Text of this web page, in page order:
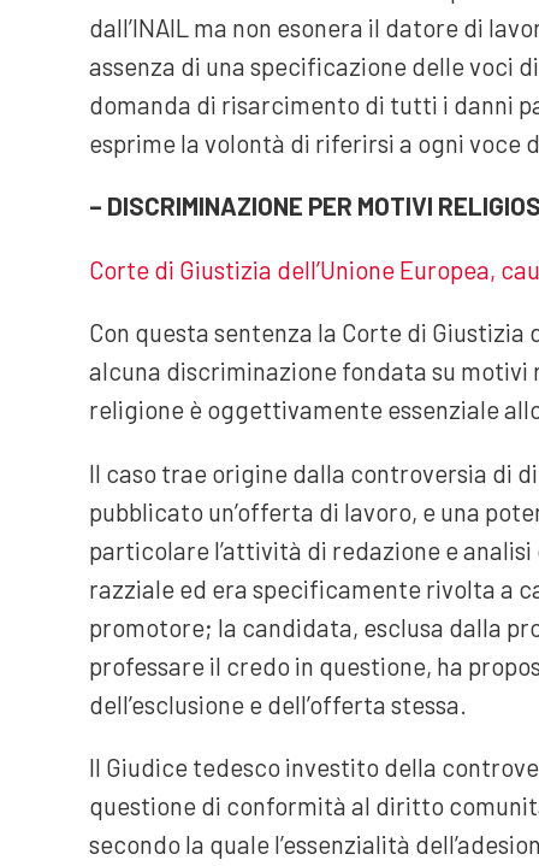
dall’INAIL ma non esonera il datore di
assenza di una specificazione delle voci
domanda di risarcimento di tutti i danni
esprime la volontà di riferirsi a ogni voce
– DISCRIMINAZIONE PER MOTIVI
Corte di Giustizia dell’Unione Europea,
Con questa sentenza la Corte di
alcuna discriminazione fondata su
religione è oggettivamente essenziale
Il caso trae origine dalla controversia di
pubblicato un’offerta di lavoro, e una
particolare l’attività di redazione e
razziale ed era specificamente rivolta a
promotore; la candidata, esclusa dalla
professare il credo in questione, ha
dell’esclusione e dell’offerta stessa.
Il Giudice tedesco investito della
questione di conformità al diritto
secondo la quale l’essenzialità